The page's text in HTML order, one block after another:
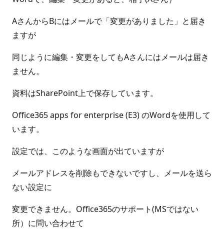
AさんからBにはメールで「変更がありました」と届き
ますが
同じように編集・変更をしてもAさんにはメールは届き
ません。
資料はSharePoint上で保存しています。
Office365 apps for enterprise (E3) のWordを使用して
います。
設定では、このような画面が出ていますが
メールアドレスを削除もできないですし、メールを送ら
ない設定に
変更できません。Office365のサポート(MSではない
所）に問い合わせて